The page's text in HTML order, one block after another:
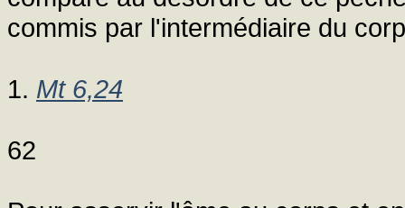
commis par l'intermédiaire du
1. Mt 6,24
62